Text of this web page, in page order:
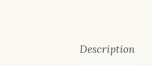
Description